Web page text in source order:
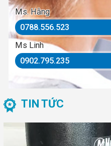
Ms. Hằng
0788.556.523
Ms Linh
0902.795.235
TIN TỨC